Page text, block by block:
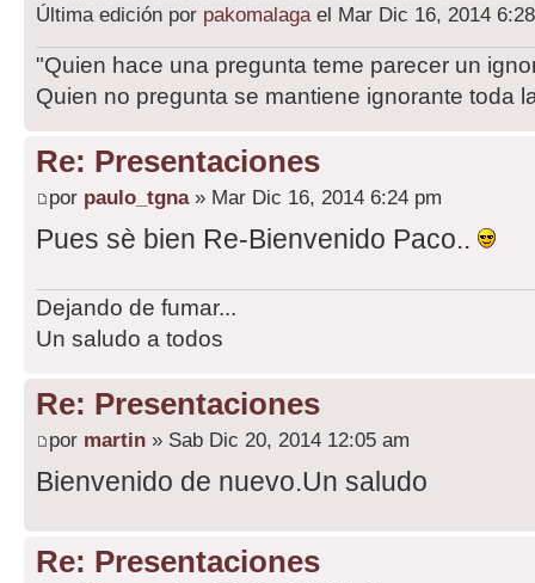
Última edición por pakomalaga el Mar Dic 16, 2014
"Quien hace una pregunta teme parecer un
Quien no pregunta se mantiene ignorante toda
Re: Presentaciones
por paulo_tgna» Mar Dic 16, 2014 6:24 pm
Pues sè bien Re-Bienvenido Paco..
Dejando de fumar...
Un saludo a todos
Re: Presentaciones
por martin » Sab Dic 20, 2014 12:05 am
Bienvenido de nuevo.Un saludo
Re: Presentaciones